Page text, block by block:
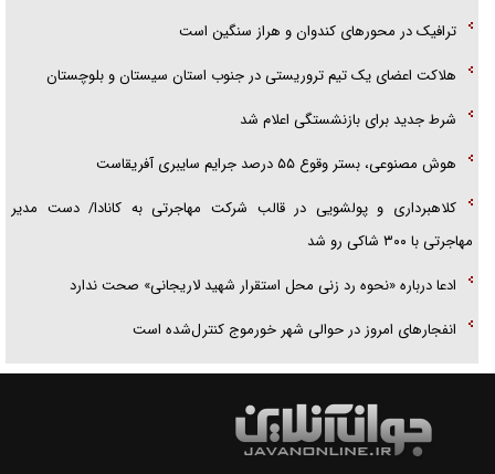
ترافیک در محور‌های کندوان و هراز سنگین است
هلاکت اعضای یک تیم تروریستی در جنوب استان سیستان و بلوچستان
شرط جدید برای بازنشستگی اعلام شد
هوش مصنوعی، بستر وقوع ۵۵ درصد جرایم سایبری آفریقاست
کلاهبرداری و پولشویی در قالب شرکت مهاجرتی به کانادا/ دست مدیر
مهاجرتی با ۳۰۰ شاکی رو شد
ادعا درباره «نحوه رد زنی محل استقرار شهید لاریجانی» صحت ندارد
انفجار‌های امروز در حوالی شهر خورموج کنترل‌شده است